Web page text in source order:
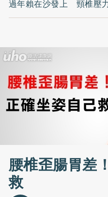
過年賴在沙發上 頸椎壓
腰椎歪腸胃差
救